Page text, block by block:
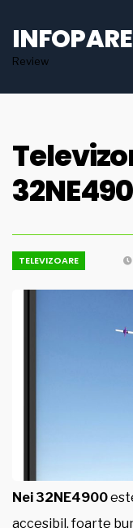
Review
TELEVIZOARE
Nei 32NE4900
accesibil, foarte